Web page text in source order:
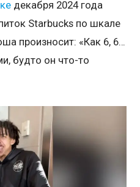
декабря 2024 года
Starbucks по шкале
произносит: «Как 6, 6…
будто он что-то